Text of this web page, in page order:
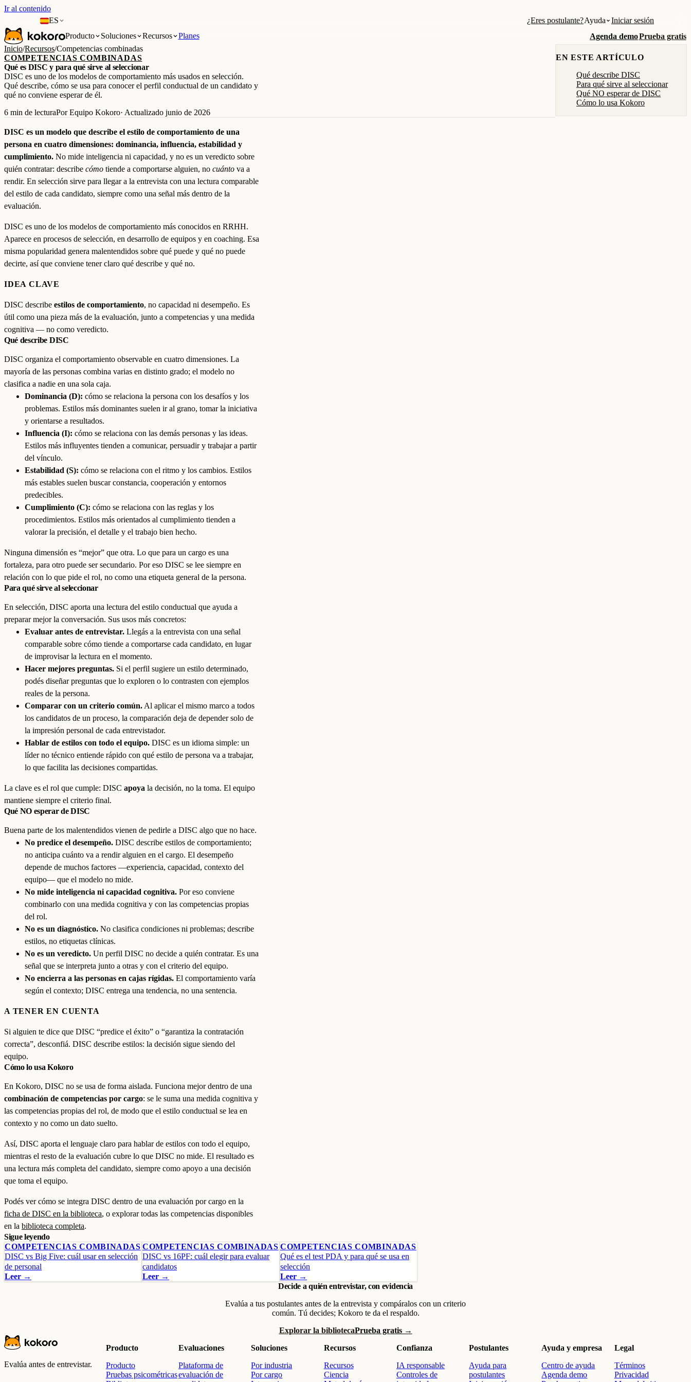
Ir al contenido
ES
¿Eres postulante?Ayuda
Iniciar sesión
Producto
Soluciones Recursos Planes Agenda demoPrueba gratis
Inicio/Recursos/Competencias combinadas
COMPETENCIAS COMBINADAS
Qué es DISC y para qué sirve al seleccionar
DISC es uno de los modelos de comportamiento más usados en selección.
Qué describe, cómo se usa para conocer el perfil conductual de un candidato y
qué no conviene esperar de él.
6 min de lecturaPor Equipo Kokoro· Actualizado junio de 2026
DISC es un modelo que describe el estilo de comportamiento de una
persona en cuatro dimensiones: dominancia, influencia, estabilidad y
cumplimiento. No mide inteligencia ni capacidad, y no es un veredicto sobre
quién contratar: describe cómo tiende a comportarse alguien, no cuánto va a
rendir. En selección sirve para llegar a la entrevista con una lectura comparable
del estilo de cada candidato, siempre como una señal más dentro de la
evaluación.
DISC es uno de los modelos de comportamiento más conocidos en RRHH.
Aparece en procesos de selección, en desarrollo de equipos y en coaching. Esa
misma popularidad genera malentendidos sobre qué puede y qué no puede
decirte, así que conviene tener claro qué describe y qué no.
IDEA CLAVE
DISC describe estilos de comportamiento, no capacidad ni desempeño. Es
útil como una pieza más de la evaluación, junto a competencias y una medida
cognitiva — no como veredicto.
Qué describe DISC
DISC organiza el comportamiento observable en cuatro dimensiones. La
mayoría de las personas combina varias en distinto grado; el modelo no
clasifica a nadie en una sola caja.
Dominancia (D): cómo se relaciona la persona con los desafíos y los
problemas. Estilos más dominantes suelen ir al grano, tomar la iniciativa
y orientarse a resultados.
Influencia (I): cómo se relaciona con las demás personas y las ideas.
Estilos más influyentes tienden a comunicar, persuadir y trabajar a partir
del vínculo.
Estabilidad (S): cómo se relaciona con el ritmo y los cambios. Estilos
más estables suelen buscar constancia, cooperación y entornos
predecibles.
Cumplimiento (C): cómo se relaciona con las reglas y los
procedimientos. Estilos más orientados al cumplimiento tienden a
valorar la precisión, el detalle y el trabajo bien hecho.
Ninguna dimensión es “mejor” que otra. Lo que para un cargo es una
fortaleza, para otro puede ser secundario. Por eso DISC se lee siempre en
relación con lo que pide el rol, no como una etiqueta general de la persona.
Para qué sirve al seleccionar
En selección, DISC aporta una lectura del estilo conductual que ayuda a
preparar mejor la conversación. Sus usos más concretos:
Evaluar antes de entrevistar. Llegás a la entrevista con una señal
comparable sobre cómo tiende a comportarse cada candidato, en lugar
de improvisar la lectura en el momento.
Hacer mejores preguntas. Si el perfil sugiere un estilo determinado,
podés diseñar preguntas que lo exploren o lo contrasten con ejemplos
reales de la persona.
Comparar con un criterio común. Al aplicar el mismo marco a todos
los candidatos de un proceso, la comparación deja de depender solo de
la impresión personal de cada entrevistador.
Hablar de estilos con todo el equipo. DISC es un idioma simple: un
líder no técnico entiende rápido con qué estilo de persona va a trabajar,
lo que facilita las decisiones compartidas.
La clave es el rol que cumple: DISC apoya la decisión, no la toma. El equipo
mantiene siempre el criterio final.
Qué NO esperar de DISC
Buena parte de los malentendidos vienen de pedirle a DISC algo que no hace.
No predice el desempeño. DISC describe estilos de comportamiento;
no anticipa cuánto va a rendir alguien en el cargo. El desempeño
depende de muchos factores —experiencia, capacidad, contexto del
equipo— que el modelo no mide.
No mide inteligencia ni capacidad cognitiva. Por eso conviene
combinarlo con una medida cognitiva y con las competencias propias
del rol.
No es un diagnóstico. No clasifica condiciones ni problemas; describe
estilos, no etiquetas clínicas.
No es un veredicto. Un perfil DISC no decide a quién contratar. Es una
señal que se interpreta junto a otras y con el criterio del equipo.
No encierra a las personas en cajas rígidas. El comportamiento varía
según el contexto; DISC entrega una tendencia, no una sentencia.
A TENER EN CUENTA
Si alguien te dice que DISC “predice el éxito” o “garantiza la contratación
correcta”, desconfiá. DISC describe estilos: la decisión sigue siendo del
equipo.
Cómo lo usa Kokoro
En Kokoro, DISC no se usa de forma aislada. Funciona mejor dentro de una
combinación de competencias por cargo: se le suma una medida cognitiva y
las competencias propias del rol, de modo que el estilo conductual se lea en
contexto y no como un dato suelto.
Así, DISC aporta el lenguaje claro para hablar de estilos con todo el equipo,
mientras el resto de la evaluación cubre lo que DISC no mide. El resultado es
una lectura más completa del candidato, siempre como apoyo a una decisión
que toma el equipo.
Podés ver cómo se integra DISC dentro de una evaluación por cargo en la
ficha de DISC en la biblioteca, o explorar todas las competencias disponibles
en la biblioteca completa.
Sigue leyendo
COMPETENCIAS COMBINADAS
DISC vs Big Five: cuál usar en selección
de personal
Leer →
COMPETENCIAS COMBINADAS
DISC vs 16PF: cuál elegir para evaluar
candidatos
Leer →
COMPETENCIAS COMBINADAS
Qué es el test PDA y para qué se usa en
selección
Leer →
EN ESTE ARTÍCULO
Qué describe DISC
Para qué sirve al seleccionar
Qué NO esperar de DISC
Cómo lo usa Kokoro
Decide a quién entrevistar, con evidencia
Evalúa a tus postulantes antes de la entrevista y compáralos con un criterio
común. Tú decides; Kokoro te da el respaldo.
Explorar la bibliotecaPrueba gratis →
Evalúa antes de entrevistar.
Producto
Producto
Pruebas psicométricas
Evaluaciones
Plataforma de
evaluación de
Soluciones
Por industria
Por cargo
Recursos
Recursos
Ciencia
Confianza
IA responsable
Controles de
Postulantes
Ayuda para
postulantes
Ayuda y empresa
Centro de ayuda
Agenda demo
Legal
Términos
Privacidad